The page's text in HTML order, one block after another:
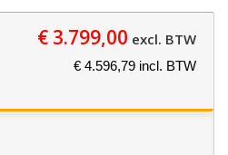
€ 3.799,00 excl. BTW
€ 4.596,79 incl. BTW